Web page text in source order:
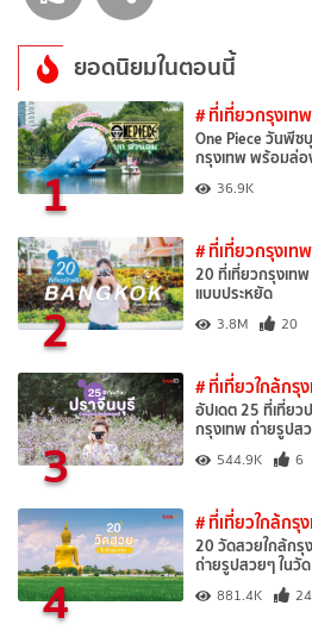
ยอดนิยมในตอนนี้
1
# ที่เที่ยวกรุงเทพ
One Piece วันพี
กรุงเทพ พร้อมล่อ
36.9K
2
# ที่เที่ยวกรุงเทพ
20 ที่เที่ยวกรุงเท
แบบประหยัด
3.8M 20
3
# ที่เที่ยวใกล้กรุ
อัปเดต 25 ที่เที่ยว
กรุงเทพ ถ่ายรูปส
544.9K 6
4
# ที่เที่ยวใกล้กรุ
20 วัดสวยใกล้กรุ
ถ่ายรูปสวยๆ ในวัด
881.4K 24